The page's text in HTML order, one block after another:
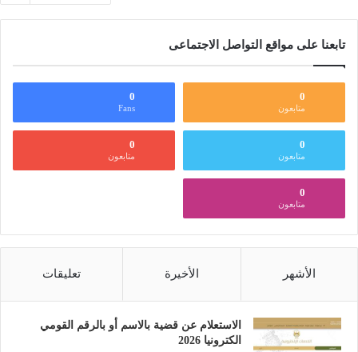
تابعنا على مواقع التواصل الاجتماعى
0
متابعون
0
Fans
0
متابعون
0
متابعون
0
متابعون
الأشهر الأخيرة تعليقات
الاستعلام عن قضية بالاسم أو بالرقم القومي
الكترونيا 2026